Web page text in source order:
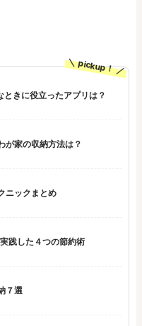
pickup！
きに役立ったアプリは？
が家の収納方法は？
ニックまとめ
践した４つの節約術
７選